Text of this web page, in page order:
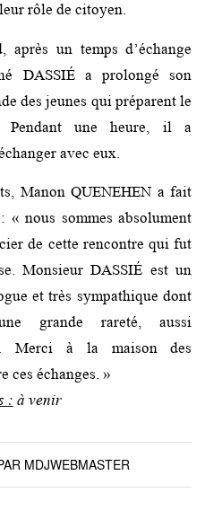
rôle de citoyen.
après un temps d’échange
DASSIÉ a prolongé son
des jeunes qui préparent le
Pendant une heure, il a
avec eux.
Manon QUENEHEN a fait
« nous sommes absolument
de cette rencontre qui fut
Monsieur DASSIÉ est un
et très sympathique dont
grande rareté, aussi
Merci à la maison des
ces échanges. »
: à venir
MDJWEBMASTER